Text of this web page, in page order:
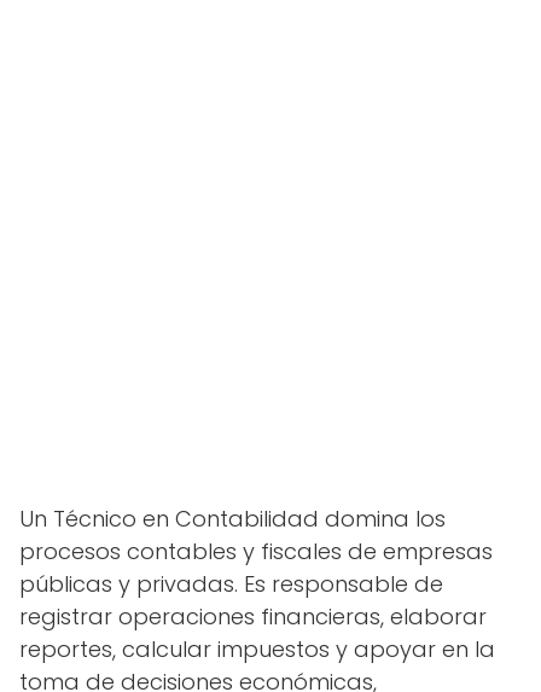
Un Técnico en Contabilidad domina los
procesos contables y fiscales de empresas
públicas y privadas. Es responsable de
registrar operaciones financieras, elaborar
reportes, calcular impuestos y apoyar en la
toma de decisiones económicas,